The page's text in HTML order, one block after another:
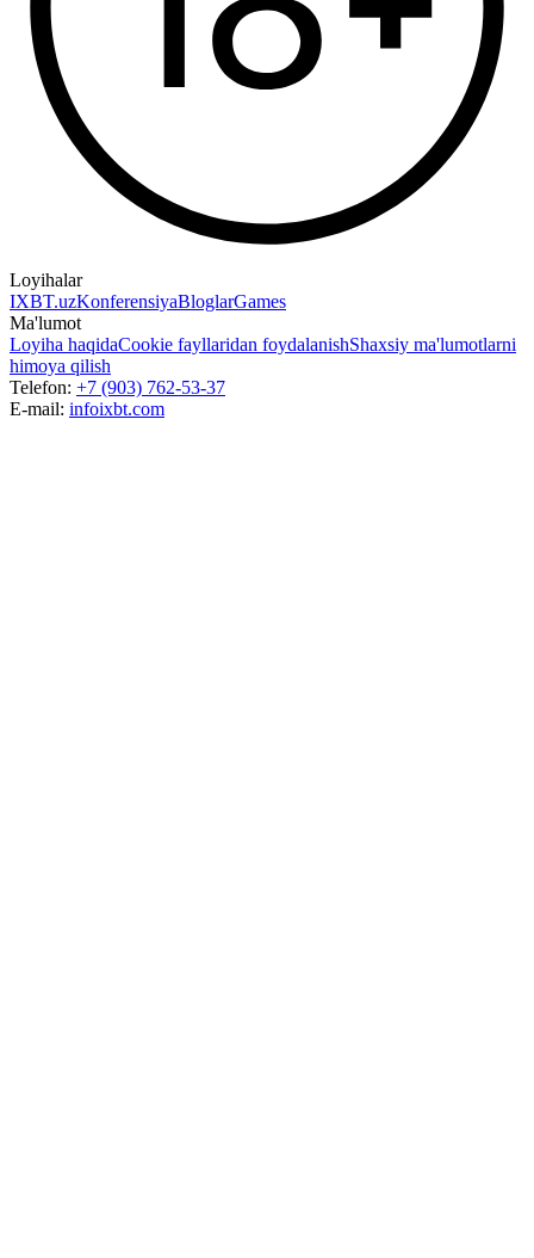
Loyihalar
IXBT.uzKonferensiyaBloglarGames
Ma'lumot
Loyiha haqidaCookie fayllaridan foydalanishShaxsiy ma'lumotlarni
himoya qilish
Telefon: +7 (903) 762-53-37
E-mail: infoixbt.com